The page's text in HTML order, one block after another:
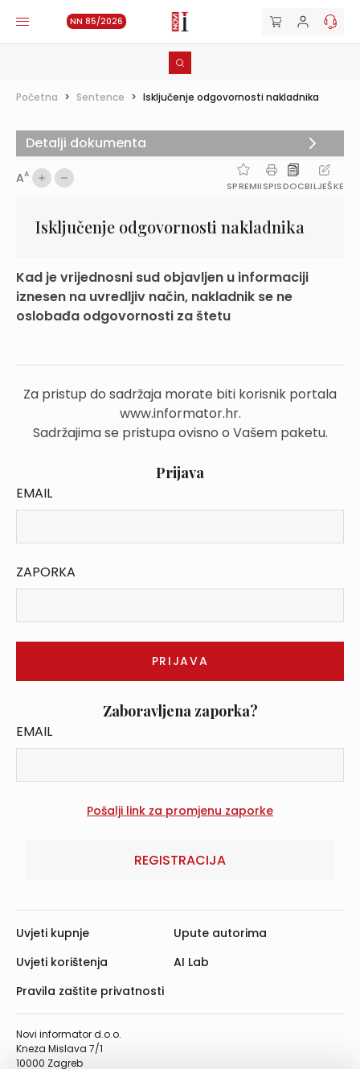
NN 85/2026
Početna > Sentence > Isključenje odgovornosti nakladnika
AA
SPREMIISPISDOCBILJEŠKE
Isključenje odgovornosti nakladnika
Kad je vrijednosni sud objavljen u informaciji
iznesen na uvredljiv način, nakladnik se ne
oslobađa odgovornosti za štetu
Za pristup do sadržaja morate biti korisnik portala
www.informator.hr.
Sadržajima se pristupa ovisno o Vašem paketu.
Prijava
EMAIL
ZAPORKA
Zaboravljena zaporka?
EMAIL
REGISTRACIJA
Detalji dokumenta
Novi informator d.o.o.
Kneza Mislava 7/1
10000 Zagreb
Uvjeti kupnje
Uvjeti korištenja
Pravila zaštite privatnosti
Upute autorima
AI Lab